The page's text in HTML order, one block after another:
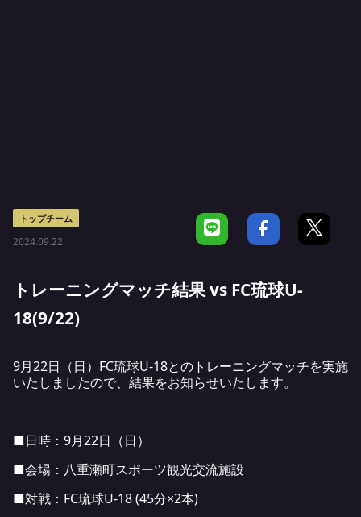
トップチーム
2024.09.22
トレーニングマッチ結果 vs FC琉球U-
18(9/22)
9月22日（日）FC琉球U-18とのトレーニングマッチを実施
いたしましたので、結果をお知らせいたします。
■日時：9月22日（日）
■会場：八重瀬町スポーツ観光交流施設
■対戦：FC琉球U-18 (45分×2本)